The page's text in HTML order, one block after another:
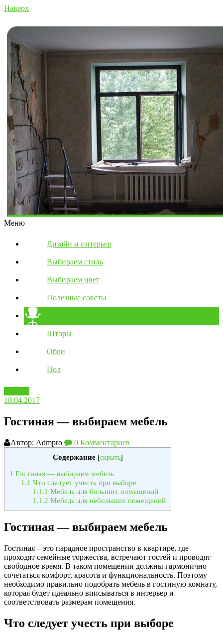
Наверх
Меню
Дизайн и интерьер
Выбираем стиль
Выбираем цвет
Полезные советы
Шторы
Обои
Пол
18.04.2017
Гостиная — выбираем мебель
Автор: Admpro
0 Комментариев
Содержание [скрыть]
1 Гостиная — выбираем мебель
1.1 Что следует учесть при выборе
1.1.1 Мебель для больших помещений
1.1.2 Мебель для небольших помещений
Гостиная — выбираем мебель
Гостиная – это парадное пространство в квартире, где
проходят семейные торжества, встречают гостей и проводят
свободное время. В таком помещении должны гармонично
сочетаться комфорт, красота и функциональность. Поэтому
необходимо правильно подобрать мебель в гостиную комнату,
которая будет идеально вписываться в интерьер и
соответствовать размерам помещения.
Что следует учесть при выборе